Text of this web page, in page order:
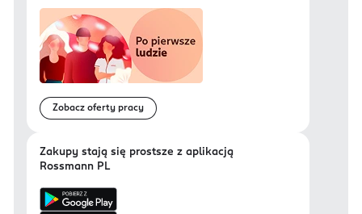
Zobacz oferty pracy
Zakupy stają się prostsze z aplikacją
Rossmann PL